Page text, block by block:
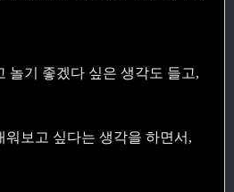
놀기 좋겠다 싶은 생각도 들고,
워보고 싶다는 생각을 하면서,